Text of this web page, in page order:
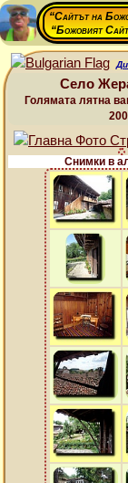
“Сайтът на
“Божовият
Село
Голямата лятна
Снимки в